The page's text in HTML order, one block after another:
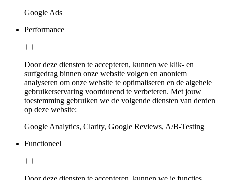
Google Ads
Performance
Door deze diensten te accepteren, kunnen we klik- en
surfgedrag binnen onze website volgen en anoniem
analyseren om onze website te optimaliseren en de algehele
gebruikerservaring voortdurend te verbeteren. Met jouw
toestemming gebruiken we de volgende diensten van derden
op deze website:
Google Analytics, Clarity, Google Reviews, A/B-Testing
Functioneel